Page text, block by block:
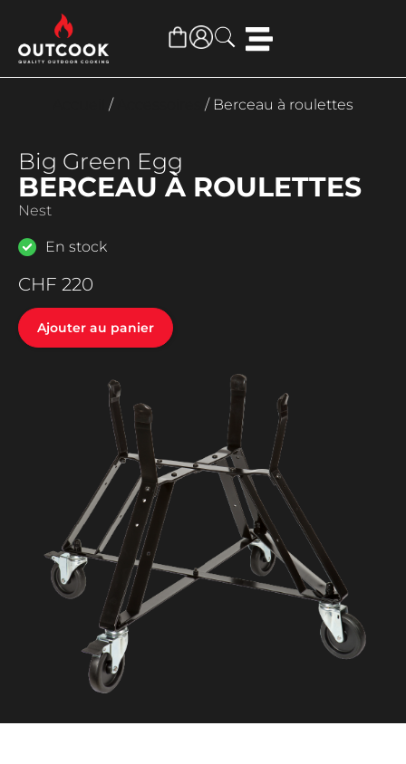
/ / Berceau à roulettes
Big Green Egg
BERCEAU À ROULETTES
Nest
En stock
CHF 220
Ajouter au panier